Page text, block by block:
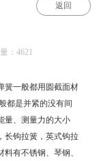
返回
：4621
簧一般都用圆截面材
都是并紧的没有间
量、测量力的大小
长钩拉簧，英式钩拉
有不锈钢、琴钢、